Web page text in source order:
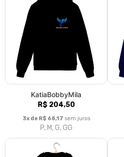
KatiaBobbyMila
R$ 204,50
3x de R$ 68,17 sem juros
P, M, G, GG